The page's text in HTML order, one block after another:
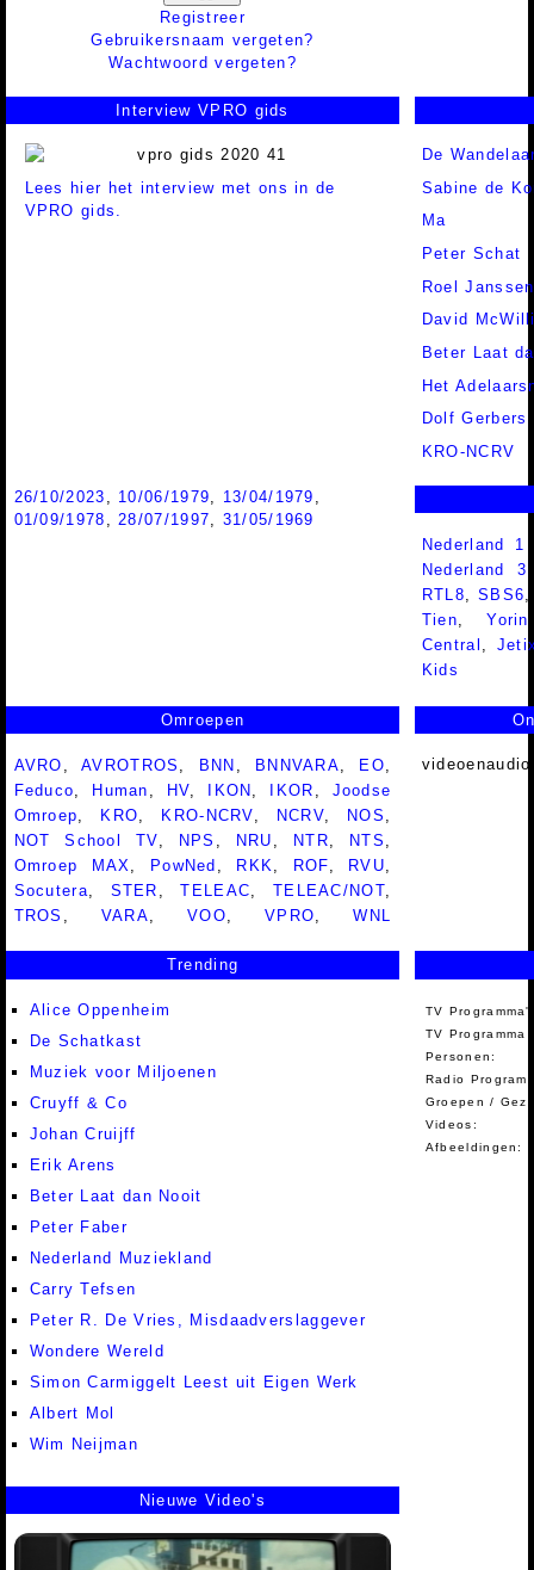
Registreer
Gebruikersnaam vergeten?
Wachtwoord vergeten?
Interview VPRO gids
Lees hier het interview met ons in de
VPRO gids.
De
Sabine de
Ma
Peter Schat
Roel Janssen
David
Beter Laat
Het
Dolf Gerbers
KRO-NCRV
26/10/2023 , 10/06/1979, 13/04/1979 ,
01/09/1978 ,28/07/1997, 31/05/1969
Nederland
Nederland
RTL8,SBS6
Tien,Yorin
Central ,
Kids
Omroepen
AVRO ,AVROTROS , BNN , BNNVARA, EO,
Feduco, Human , HV, IKON , IKOR , Joodse
Omroep, KRO, KRO-NCRV, NCRV, NOS ,
NOT School TV, NPS , NRU , NTR, NTS ,
Omroep MAX, PowNed , RKK, ROF, RVU,
Socutera, STER ,TELEAC, TELEAC/NOT,
TROS , VARA,VOO,VPRO,WNL
Trending
Alice Oppenheim
De Schatkast
Muziek voor Miljoenen
Cruyff & Co
Johan Cruijff
Erik Arens
Beter Laat dan Nooit
Peter Faber
Nederland Muziekland
Carry Tefsen
Peter R. De Vries, Misdaadverslaggever
Wondere Wereld
Simon Carmiggelt Leest uit Eigen Werk
Albert Mol
Wim Neijman
TV
TV Programma
Personen:
Radio
Groepen /
Videos:
Afbeeldingen:
Nieuwe Video's